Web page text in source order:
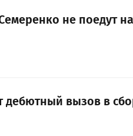
не поедут
дебютный вызов в